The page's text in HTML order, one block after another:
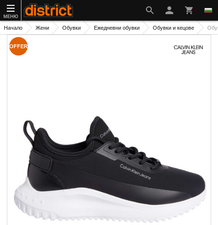
МЕНЮ
Начало Жени Обувки Ежедневни обувки Обувки и кецове
OFFER